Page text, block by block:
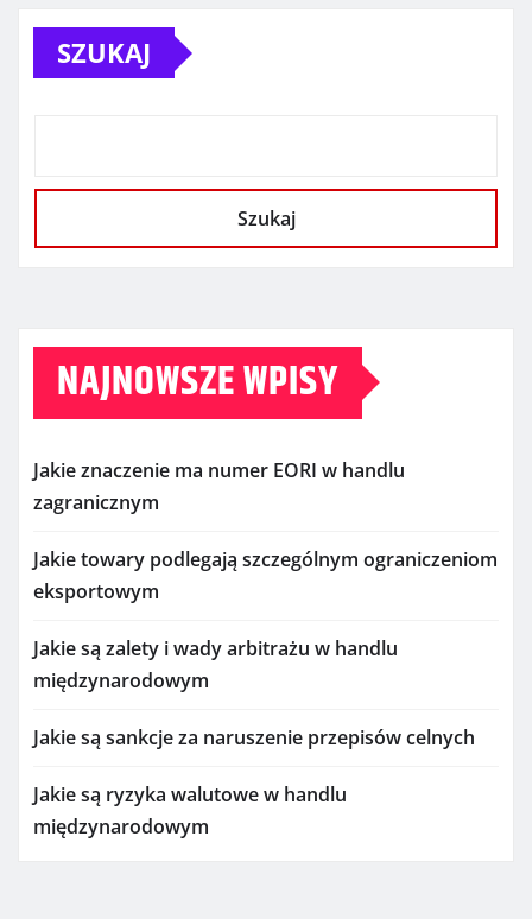
SZUKAJ
Szukaj
NAJNOWSZE WPISY
Jakie znaczenie ma numer EORI w handlu
zagranicznym
Jakie towary podlegają szczególnym ograniczeniom
eksportowym
Jakie są zalety i wady arbitrażu w handlu
międzynarodowym
Jakie są sankcje za naruszenie przepisów celnych
Jakie są ryzyka walutowe w handlu
międzynarodowym